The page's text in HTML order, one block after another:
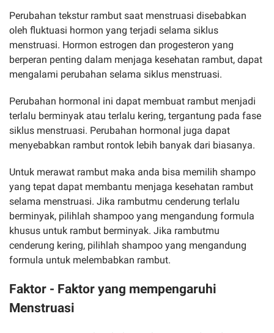
Perubahan tekstur rambut saat menstruasi disebabkan
oleh fluktuasi hormon yang terjadi selama siklus
menstruasi. Hormon estrogen dan progesteron yang
berperan penting dalam menjaga kesehatan rambut, dapat
mengalami perubahan selama siklus menstruasi.
Perubahan hormonal ini dapat membuat rambut menjadi
terlalu berminyak atau terlalu kering, tergantung pada fase
siklus menstruasi. Perubahan hormonal juga dapat
menyebabkan rambut rontok lebih banyak dari biasanya.
Untuk merawat rambut maka anda bisa memilih shampo
yang tepat dapat membantu menjaga kesehatan rambut
selama menstruasi. Jika rambutmu cenderung terlalu
berminyak, pilihlah shampoo yang mengandung formula
khusus untuk rambut berminyak. Jika rambutmu
cenderung kering, pilihlah shampoo yang mengandung
formula untuk melembabkan rambut.
Faktor - Faktor yang mempengaruhi
Menstruasi